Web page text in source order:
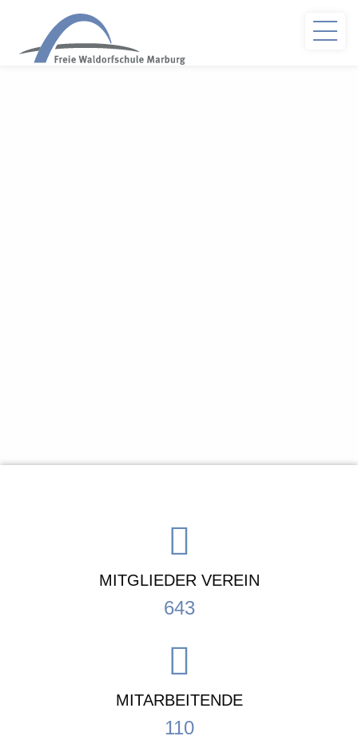
MITGLIEDER VEREIN
643
MITARBEITENDE
110